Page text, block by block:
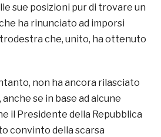
sue posizioni pur di trovare un
ha rinunciato ad imporsi
che, unito, ha ottenuto
non ha ancora rilasciato
se in base ad alcune
il Presidente della Repubblica
convinto della scarsa